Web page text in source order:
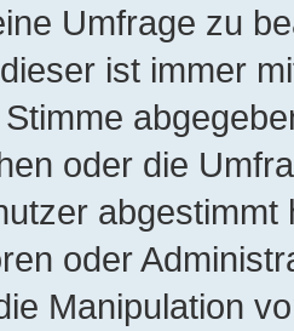
Umfrage zu
ist immer
oder die
oder
Manipulation